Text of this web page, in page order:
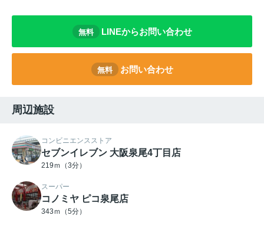
無料 LINEからお問い合わせ
無料 お問い合わせ
周辺施設
コンビニエンスストア
セブンイレブン 大阪泉尾4丁目店
219ｍ（3分）
スーパー
コノミヤ ピコ泉尾店
343ｍ（5分）